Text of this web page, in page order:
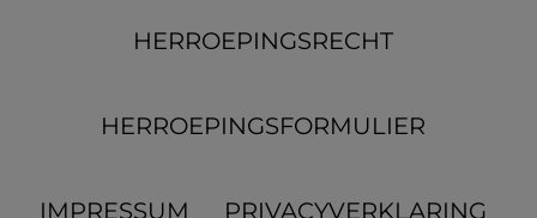
HERROEPINGS­RECHT
HERROEPINGS­FORMULIER
IMPRESSUM PRIVACYVERKLARING